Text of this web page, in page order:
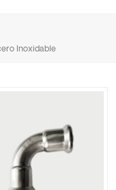
Inoxidable